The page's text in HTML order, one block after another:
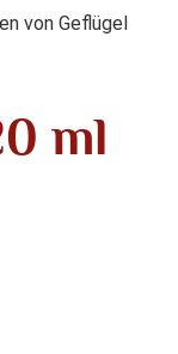
von Geflügel
ml